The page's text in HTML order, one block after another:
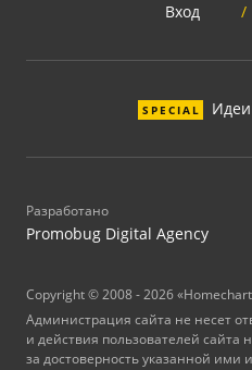
Вход /
SPECIAL
Разработано
Promobug Digital Agency
Copyright © 2008 - 2026
Администрация сайта не несет
и действия пользователей сайта
за достоверность указанной